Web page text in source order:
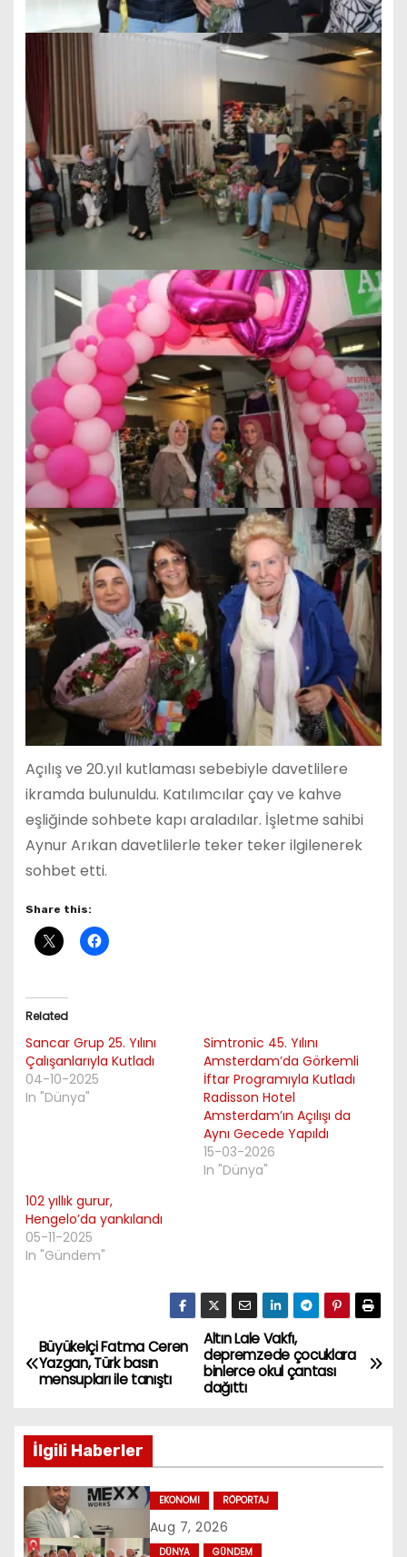
Açılış ve 20.yıl kutlaması sebebiyle davetlilere
ikramda bulunuldu. Katılımcılar çay ve kahve
eşliğinde sohbete kapı araladılar. İşletme sahibi
Aynur Arıkan davetlilerle teker teker ilgilenerek
sohbet etti.
Share this:
Related
Sancar Grup 25. Yılını
Çalışanlarıyla Kutladı
04-10-2025
In "Dünya"
Simtronic 45. Yılını
Amsterdam’da Görkemli
İftar Programıyla Kutladı
Radisson Hotel
Amsterdam’ın Açılışı da
Aynı Gecede Yapıldı
15-03-2026
In "Dünya"
102 yıllık gurur,
Hengelo’da yankılandı
05-11-2025
In "Gündem"
P
o
t
n
a
Altın Lale Vakfı,
depremzede çocuklara
binlerce okul çantası
dağıttı
Büyükelçi Fatma Ceren
Yazgan, Türk basın
mensupları ile tanıştı
İlgili Haberler
EKONOMI RÖPORTAJ
Aug 7, 2026
DÜNYA GÜNDEM